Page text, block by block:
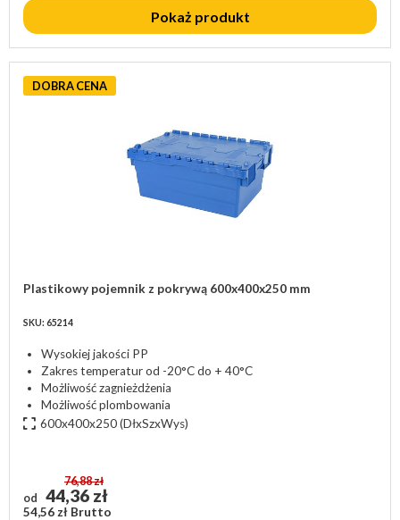
Pokaż produkt
DOBRA CENA
Plastikowy pojemnik z pokrywą 600x400x250 mm
SKU: 65214
Wysokiej jakości PP
Zakres temperatur od -20°C do + 40°C
Możliwość zagnieżdżenia
Możliwość plombowania
600x400x250(DłxSzxWys)
od
76,88 zł
44,36 zł
54,56 zł Brutto